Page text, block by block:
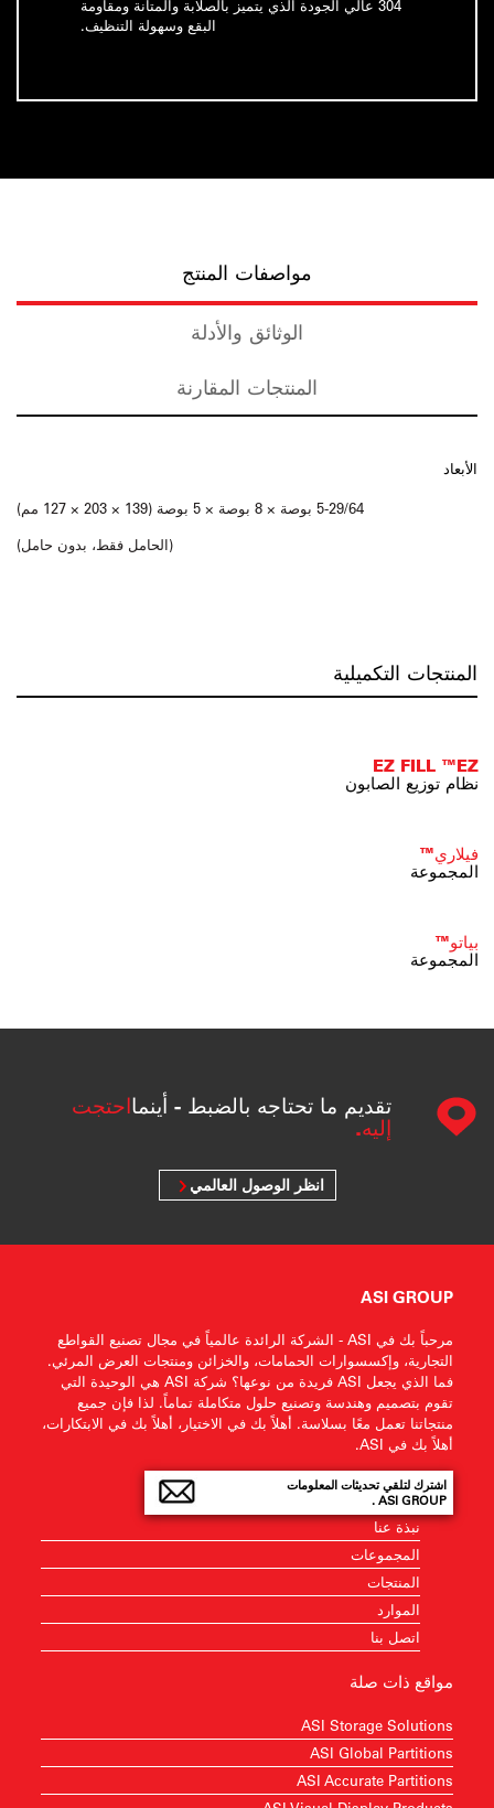
304 عالي الجودة الذي يتميز بالصلابة والمتانة ومقاومة
البقع وسهولة التنظيف.
مواصفات المنتج
الوثائق والأدلة
المنتجات المقارنة
الأبعاد
5-29/64 بوصة × 8 بوصة × 5 بوصة (139 × 203 × 127 مم)
(الحامل فقط، بدون حامل)
المنتجات التكميلية
EZ FILL ™EZ
نظام توزيع الصابون
فيلاري™
المجموعة
بياتو™
المجموعة
تقديم ما تحتاجه بالضبط - أينمااحتجت
إليه.
انظر الوصول العالمي
ASI GROUP
مرحباً بك في ASI - الشركة الرائدة عالمياً في مجال تصنيع القواطع
التجارية، وإكسسوارات الحمامات، والخزائن ومنتجات العرض المرئي.
فما الذي يجعل ASI فريدة من نوعها؟ شركة ASI هي الوحيدة التي
تقوم بتصميم وهندسة وتصنيع حلول متكاملة تماماً. لذا فإن جميع
منتجاتنا تعمل معًا بسلاسة. أهلاً بك في الاختيار، أهلاً بك في الابتكارات،
أهلاً بك في ASI.
اشترك لتلقي تحديثات المعلومات
ASI GROUP .
نبذة عنا
المجموعات
المنتجات
الموارد
اتصل بنا
مواقع ذات صلة
ASI Storage Solutions
ASI Global Partitions
ASI Accurate Partitions